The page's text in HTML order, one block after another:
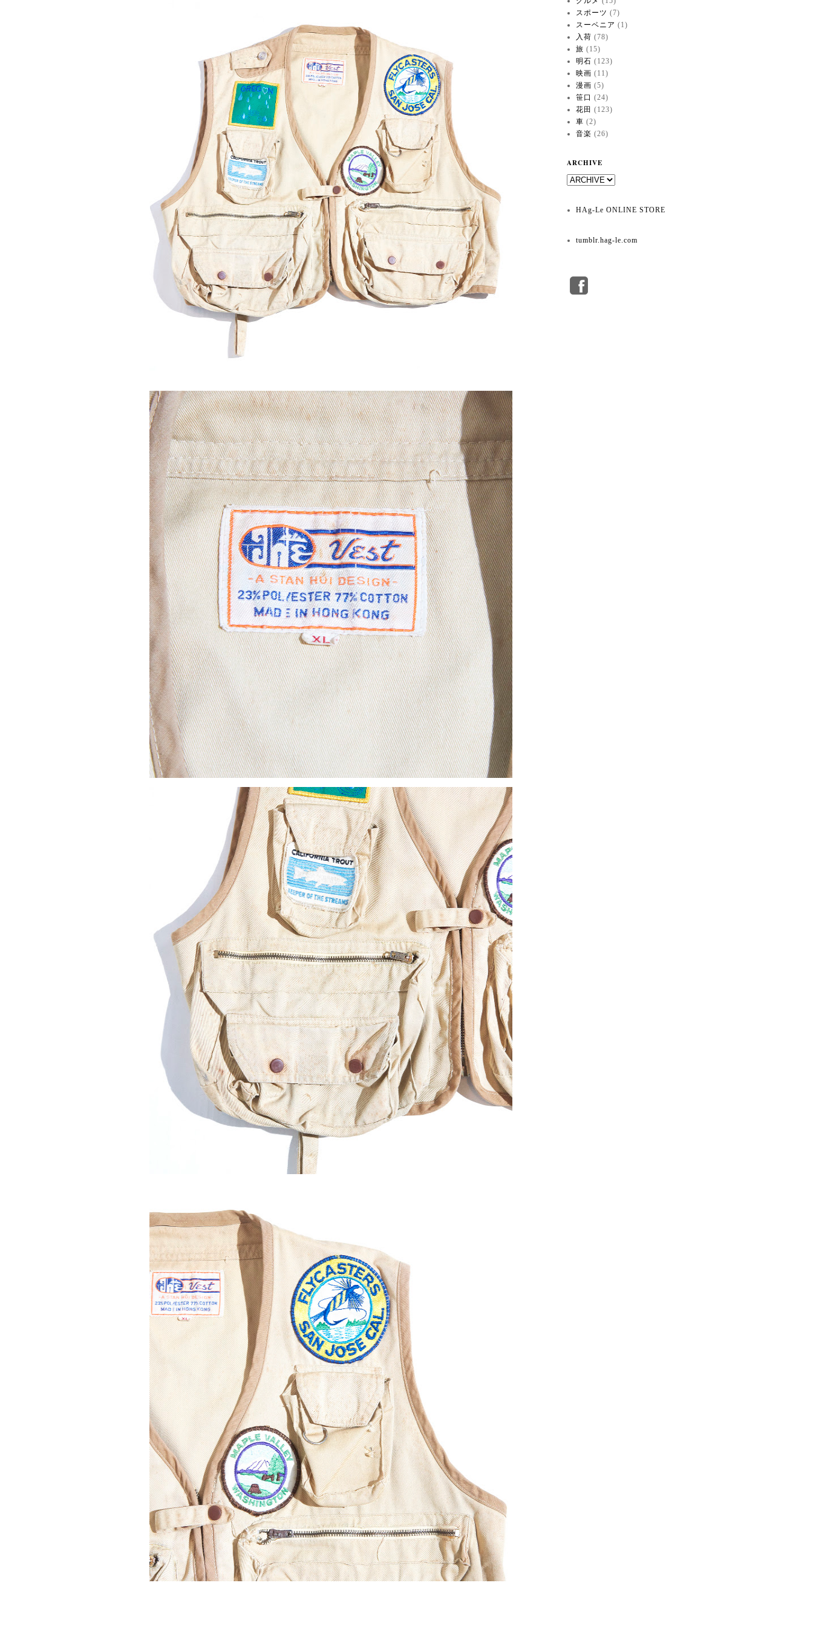
スポーツ (7)
スーベニア (1)
入荷 (78)
旅 (15)
明石 (123)
映画 (11)
漫画 (5)
笹口 (24)
花田 (123)
車 (2)
音楽 (26)
ARCHIVE
HAg-Le ONLINE STORE
tumblr.hag-le.com